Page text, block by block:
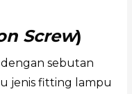
Screw)
sebutan
jenis fitting lampu